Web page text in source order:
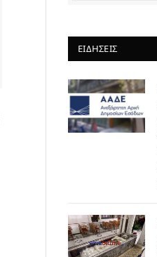
ΕΙΔΉΣΕΙΣ